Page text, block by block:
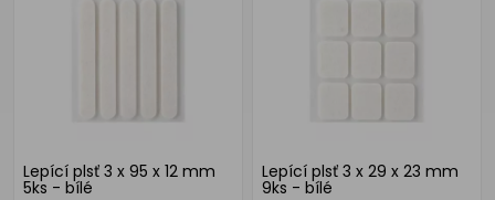
Lepící plsť 3 x 95 x 12 mm
5ks - bílé
Lepící plsť 3 x 29 x 23 mm
9ks - bílé